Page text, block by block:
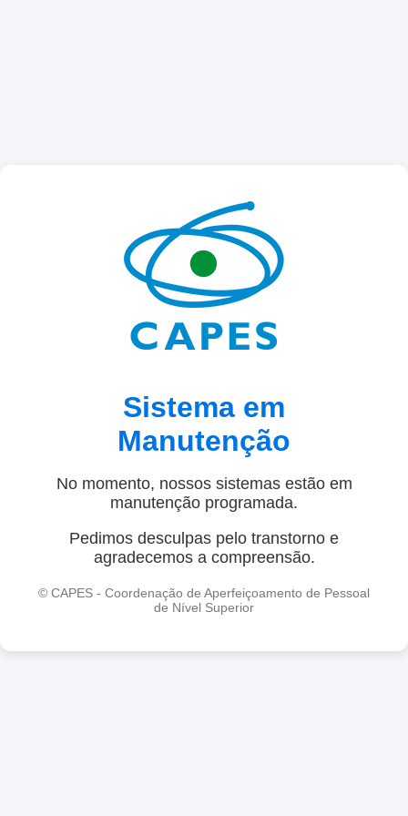
Sistema em
Manutenção
No momento, nossos sistemas estão em
manutenção programada.
Pedimos desculpas pelo transtorno e
agradecemos a compreensão.
© CAPES - Coordenação de Aperfeiçoamento de Pessoal
de Nível Superior